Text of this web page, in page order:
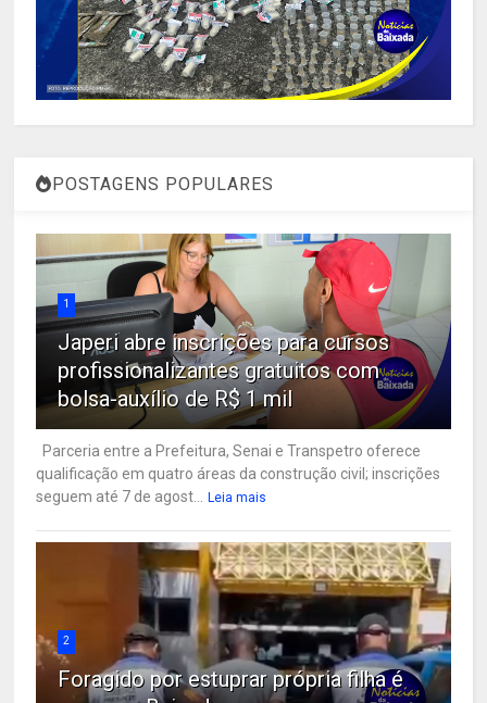
POSTAGENS POPULARES
1
Japeri abre inscrições para cursos
profissionalizantes gratuitos com
bolsa-auxílio de R$ 1 mil
Parceria entre a Prefeitura, Senai e Transpetro oferece
qualificação em quatro áreas da construção civil; inscrições
seguem até 7 de agost...
Leia mais
2
Foragido por estuprar própria filha é